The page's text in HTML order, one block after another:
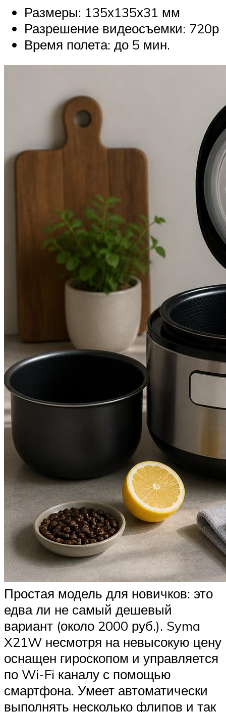
Размеры: 135х135х31 мм
Разрешение видеосъемки: 720р
Время полета: до 5 мин.
Простая модель для новичков: это
едва ли не самый дешевый
вариант (около 2000 руб.). Syma
X21W несмотря на невысокую цену
оснащен гироскопом и управляется
по Wi-Fi каналу с помощью
смартфона. Умеет автоматически
выполнять несколько флипов и так